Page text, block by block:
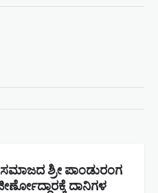
ಶ್ರೀ ಪಾಂಡುರಂಗ
ದಾನಿಗಳ